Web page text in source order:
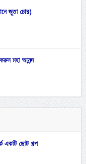
জুতা চোর)
মহা আনন্দ
একটি ছোট গল্প